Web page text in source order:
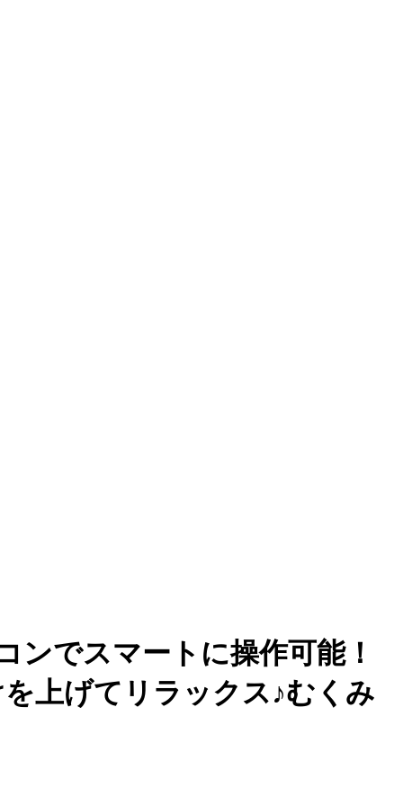
でスマートに操作可能！
上げてリラックス♪むくみ